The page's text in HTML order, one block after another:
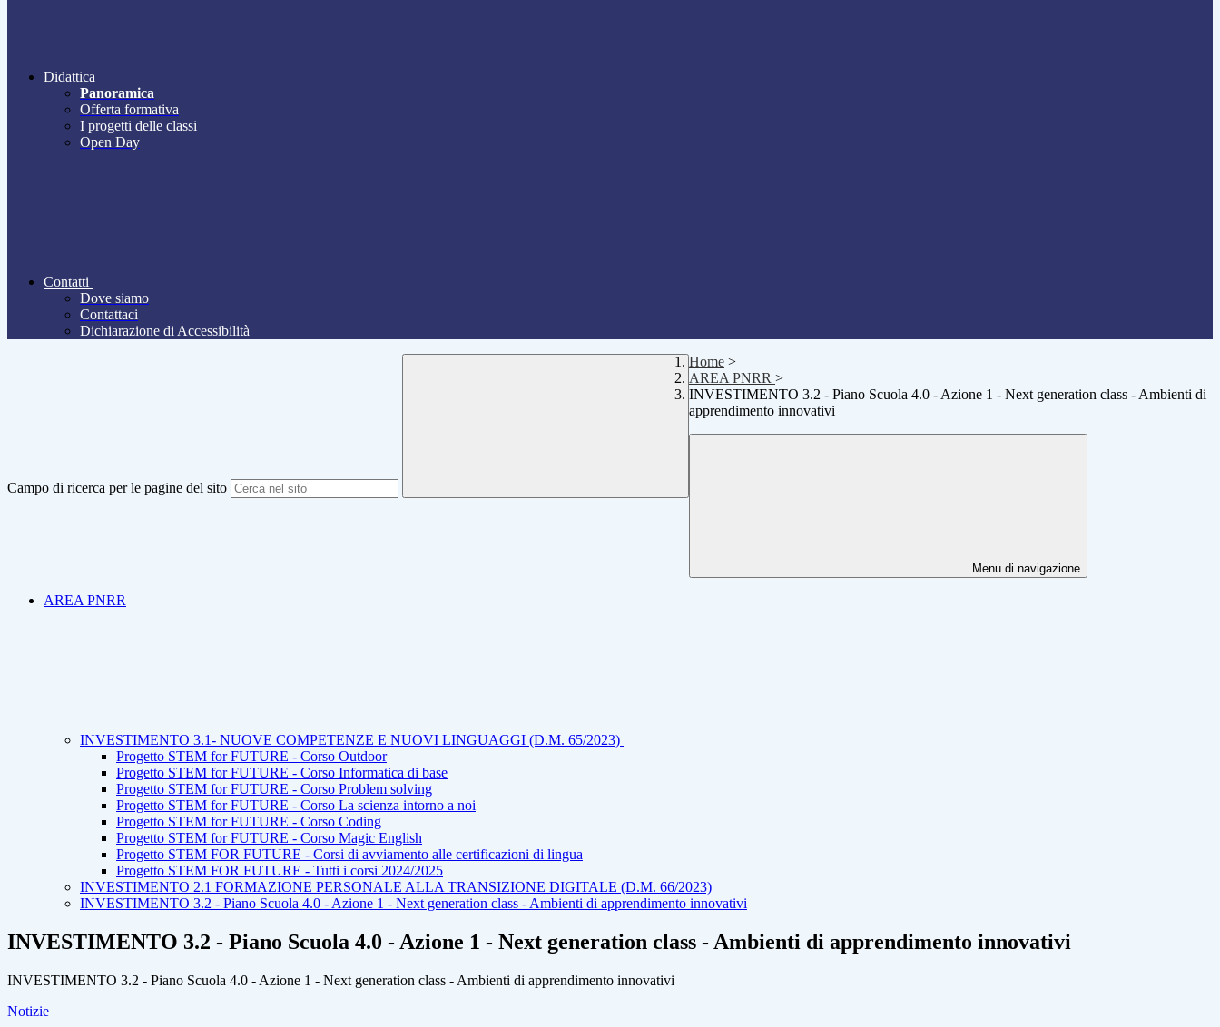
Didattica
Panoramica
Offerta formativa
I progetti delle classi
Open Day
Contatti
Dove siamo
Contattaci
Dichiarazione di Accessibilità
Campo di ricerca per le pagine del sito
Home >
AREA PNRR >
INVESTIMENTO 3.2 - Piano Scuola 4.0 - Azione 1 - Next generation class - Ambienti di
apprendimento innovativi
Menu di navigazione
AREA PNRR
INVESTIMENTO 3.1- NUOVE COMPETENZE E NUOVI LINGUAGGI (D.M. 65/2023)
Progetto STEM for FUTURE - Corso Outdoor
Progetto STEM for FUTURE - Corso Informatica di base
Progetto STEM for FUTURE - Corso Problem solving
Progetto STEM for FUTURE - Corso La scienza intorno a noi
Progetto STEM for FUTURE - Corso Coding
Progetto STEM for FUTURE - Corso Magic English
Progetto STEM FOR FUTURE - Corsi di avviamento alle certificazioni di lingua
Progetto STEM FOR FUTURE - Tutti i corsi 2024/2025
INVESTIMENTO 2.1 FORMAZIONE PERSONALE ALLA TRANSIZIONE DIGITALE (D.M. 66/2023)
INVESTIMENTO 3.2 - Piano Scuola 4.0 - Azione 1 - Next generation class - Ambienti di apprendimento innovativi
INVESTIMENTO 3.2 - Piano Scuola 4.0 - Azione 1 - Next generation class - Ambienti di apprendimento innovativi
INVESTIMENTO 3.2 - Piano Scuola 4.0 - Azione 1 - Next generation class - Ambienti di apprendimento innovativi
Notizie